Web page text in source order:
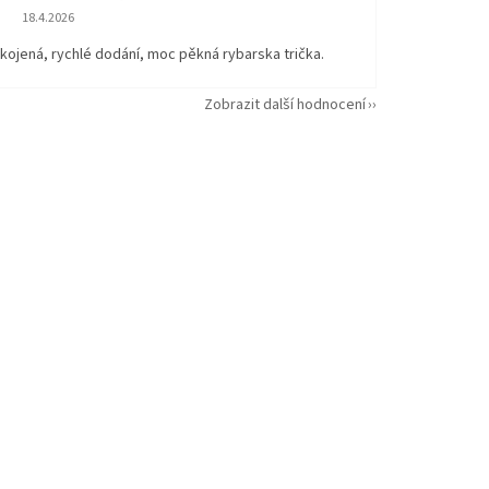
Hodnocení obchodu je 5 z 5 hvězdiček.
18.4.2026
rychlé dodání, moc pěkná rybarska trička.
Zobrazit další hodnocení